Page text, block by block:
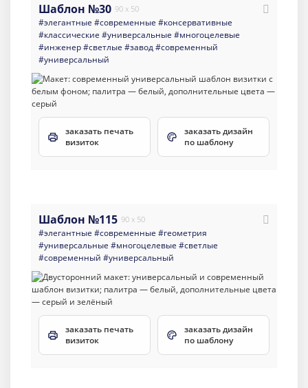
Шаблон №30 90 x 50
#элегантные #современные #консервативные
#классические #универсальные #многоцелевые
#инженер#светлые #завод#современный
#универсальный
заказать печать
визиток
заказать дизайн
по шаблону
Шаблон №115 90 x 50
#элегантные #современные #геометрия
#универсальные #многоцелевые #светлые
#современный #универсальный
заказать печать
визиток
заказать дизайн
по шаблону